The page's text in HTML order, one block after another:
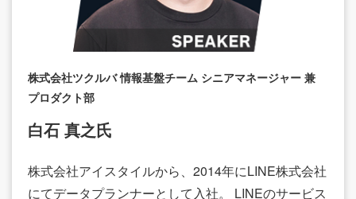
株式会社ツクルバ 情報基盤チーム シニアマネージャー 兼
プロダクト部
白石 真之氏
株式会社アイスタイルから、2014年にLINE株式会社
にてデータプランナーとして入社。 LINEのサービス